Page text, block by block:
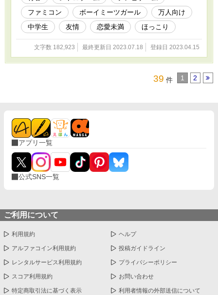
ファミコン
ボーイミーツガール
万人向け
中学生
友情 恋愛未満 ほっこり
文字数 182,923 最終更新日 2023.07.18 登録日 2023.04.15
39 件 1 2
アプリ一覧
公式SNS一覧
ご利用について
利用規約 ヘルプ
アルファコイン利用規約 投稿ガイドライン
レンタルサービス利用規約 プライバシーポリシー
スコア利用規約 お問い合わせ
特定商取引法に基づく表示 利用者情報の外部送信について